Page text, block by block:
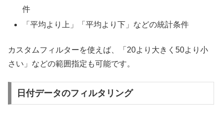
件
「平均より上」「平均より下」などの統計条件
カスタムフィルターを使えば、「20より大きく50より小
さい」などの範囲指定も可能です。
日付データのフィルタリング